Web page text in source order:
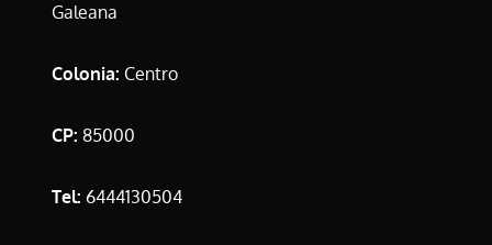
Galeana
Colonia: Centro
CP: 85000
Tel: 6444130504